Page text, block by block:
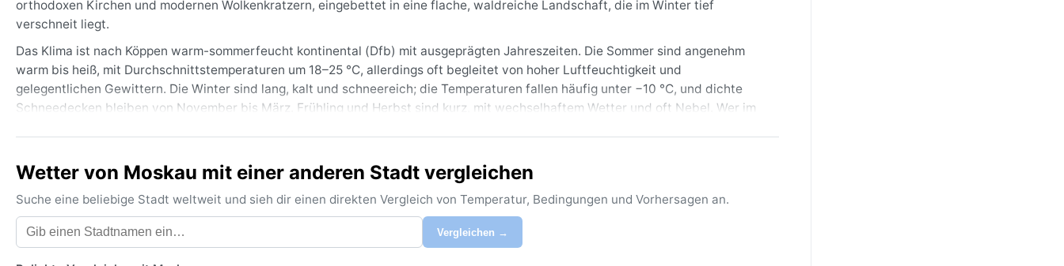
orthodoxen Kirchen und modernen Wolkenkratzern, eingebettet in eine flache, waldreiche Landschaft, die im Winter tief
verschneit liegt.
Das Klima ist nach Köppen warm-sommerfeucht kontinental (Dfb) mit ausgeprägten Jahreszeiten. Die Sommer sind angenehm
warm bis heiß, mit Durchschnittstemperaturen um 18–25 °C, allerdings oft begleitet von hoher Luftfeuchtigkeit und
gelegentlichen Gewittern. Die Winter sind lang, kalt und schneereich; die Temperaturen fallen häufig unter −10 °C, und dichte
Schneedecken bleiben von November bis März. Frühling und Herbst sind kurz, mit wechselhaftem Wetter und oft Nebel. Wer im
Die beste Reisezeit für angenehm warmes und meist trockenes Wetter ist von Mai bis September. Dann blühen die Parks, etwa
der Gorki-Park, und die langen Tage laden zu Spaziergängen ein. Doch Vorsicht: Im Juli und August können Hitzewellen auftreten.
Im Winter lockt das berühmte russische Wintermärchen mit Eislaufen und Schneefesten, aber die Kälte ist extrem. Ein besonderes
Phänomen ist der plötzliche Temperatursturz durch kontinentale Kaltluft – dann zeigt Moskau seine eisige, klirrend klare Seite.
Auch dichter Nebel im Herbst kann Sicht und Reisen erschweren.
Wetter von Moskau mit einer anderen Stadt vergleichen
Suche eine beliebige Stadt weltweit und sieh dir einen direkten Vergleich von Temperatur, Bedingungen und Vorhersagen an.
Vergleichen →